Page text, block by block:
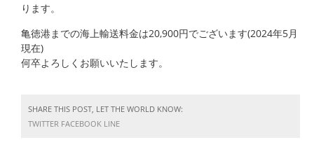
ります。
亀徳港までの海上輸送料金は20,900円でございます(2024年5月
現在)
何卒よろしくお願いいたします。
SHARE THIS POST, LET THE WORLD KNOW:
TWITTER FACEBOOK LINE